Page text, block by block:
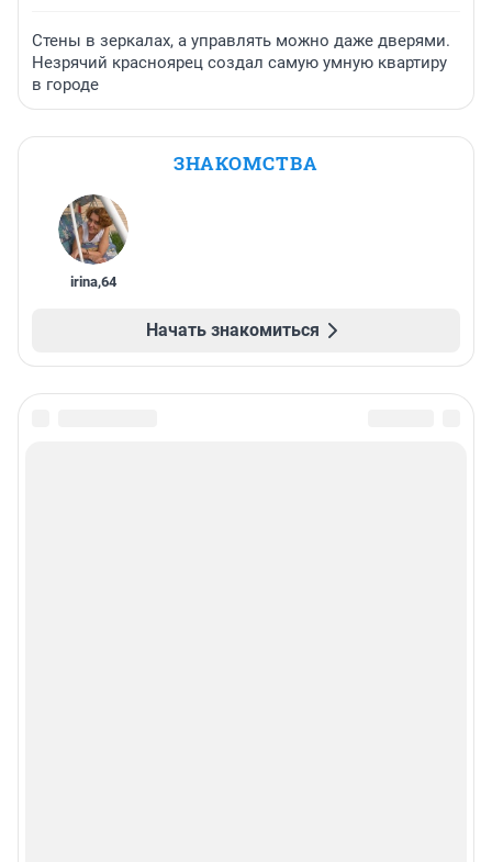
Стены в зеркалах, а управлять можно даже дверями.
Незрячий красноярец создал самую умную квартиру
в городе
ЗНАКОМСТВА
irina,64
Начать знакомиться